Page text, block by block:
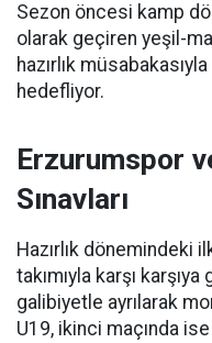
Sezon öncesi kamp
olarak geçiren yeşil-
hazırlık
hedefliyor.
Erzurumspor
Sınavları
Hazırlık dönemindeki
takımıyla karşı
galibiyetle ayrılarak
U19, ikinci maçında